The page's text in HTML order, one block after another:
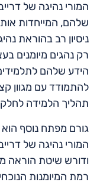
המורי נהיגה של
שלהם, המייחדות
ניסיון רב בהוראת
רק נהגים מיומנים
הידע שלהם
להתמודד עם מגוון
תהליך הלמידה לחלק
גורם מפתח נוסף
המורי נהיגה של
ודורש שיטת הוראה
רמת המיומנות